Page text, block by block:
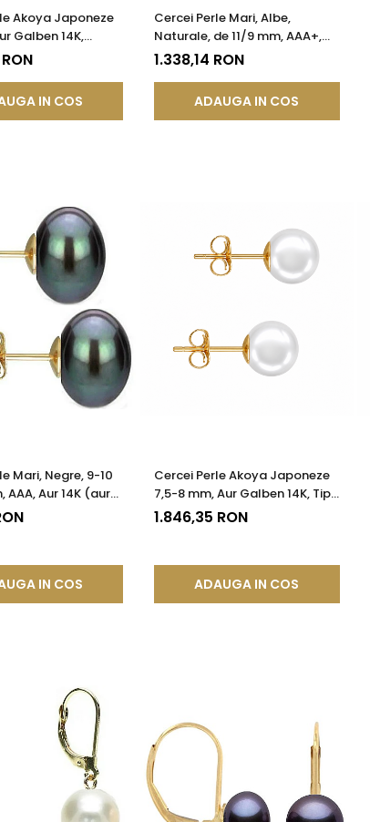
Akoya Japoneze
Galben 14K,
- Calitate AAA+
IN COS
Cercei Perle Mari, Albe,
Naturale, de 11/9 mm, AAA+,
Aur 14K (aur 585), Forma
Lacrimă | KASKADDA®
1.338,14 RON
ADAUGA IN COS
Mari, Negre, 9-10
AAA, Aur 14K (aur
| KASKADDA®
IN COS
Cercei Perle Akoya Japoneze
7,5-8 mm, Aur Galben 14K, Tip
Șurub - Calitate AAA+ |
KASKADDA®
1.846,35 RON
ADAUGA IN COS